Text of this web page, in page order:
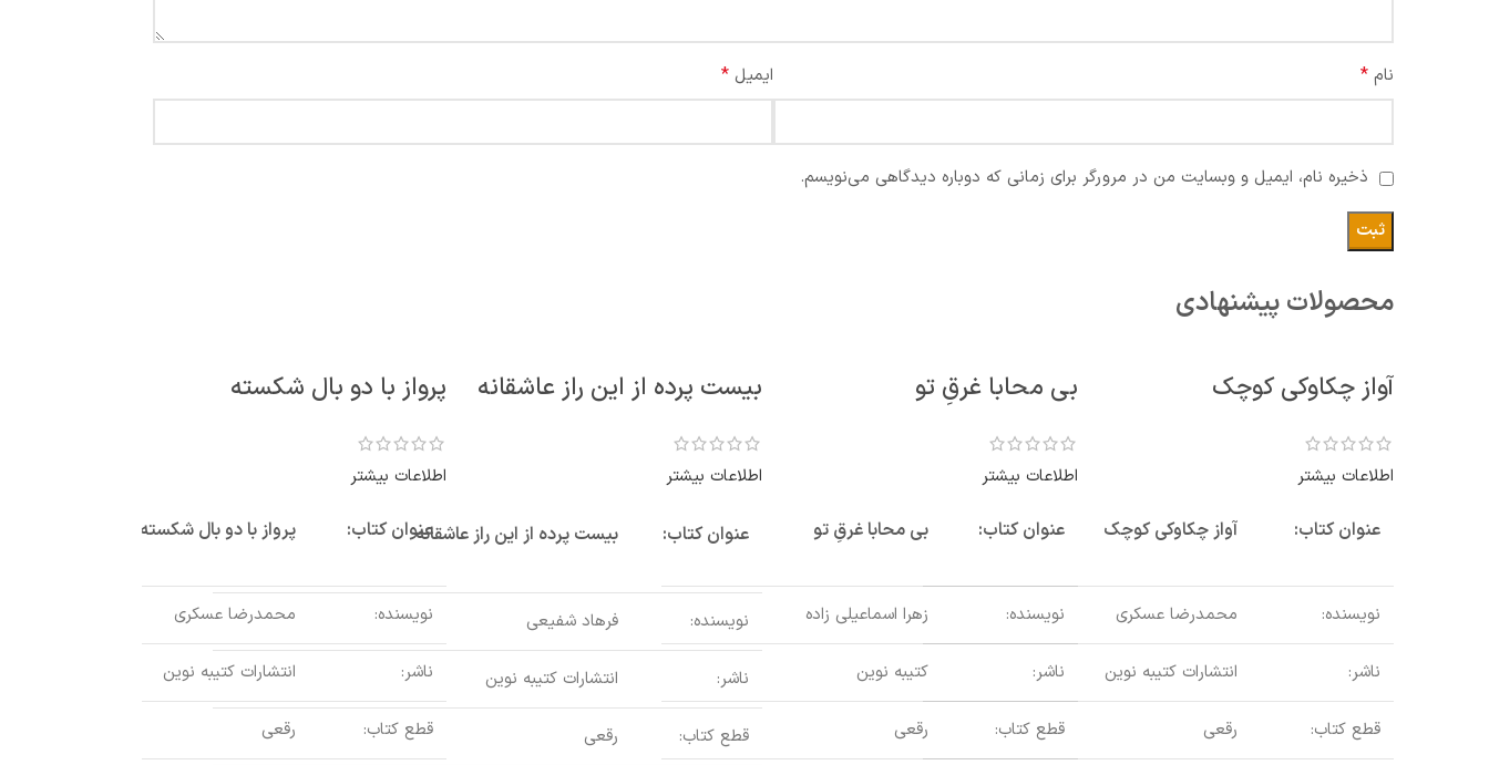
نام * ایمیل *
ذخیره نام، ایمیل و وبسایت من در مرورگر برای زمانی که دوباره دیدگاهی می‌نویسم.
محصولات پیشنهادی
آواز چکاوکی کوچک
اطلاعات بیشتر
عنوان کتاب: آواز چکاوکی کوچک
نویسنده: محمدرضا عسکری
ناشر: انتشارات کتیبه نوین
قطع کتاب: رقعی
بی محابا غرقِ تو
اطلاعات بیشتر
عنوان کتاب: بی محابا غرقِ تو
نویسنده: زهرا اسماعیلی زاده
ناشر: کتیبه نوین
قطع کتاب: رقعی
بیست پرده از این راز عاشقانه
اطلاعات بیشتر
عنوان کتاب: بیست پرده از این راز عاشقانه
نویسنده: فرهاد شفیعی
ناشر: انتشارات کتیبه نوین
قطع کتاب: رقعی
پرواز با دو بال شکسته
اطلاعات بیشتر
عنوان کتاب: پرواز با دو بال شکسته
نویسنده: محمدرضا عسکری
ناشر: انتشارات کتیبه نوین
قطع کتاب: رقعی